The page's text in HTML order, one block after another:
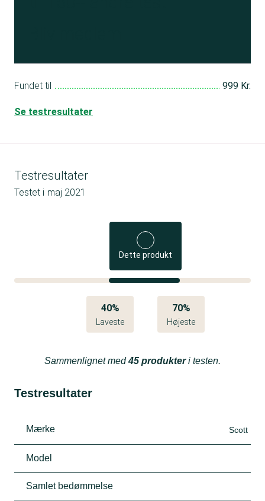
Fundet til 999 Kr.
Se testresultater
Testresultater
Testet i maj 2021
Dette produkt
40%
Laveste
70%
Højeste
Sammenlignet med45 produkteri testen.
Testresultater
Mærke Scott
Model
Samlet bedømmelse